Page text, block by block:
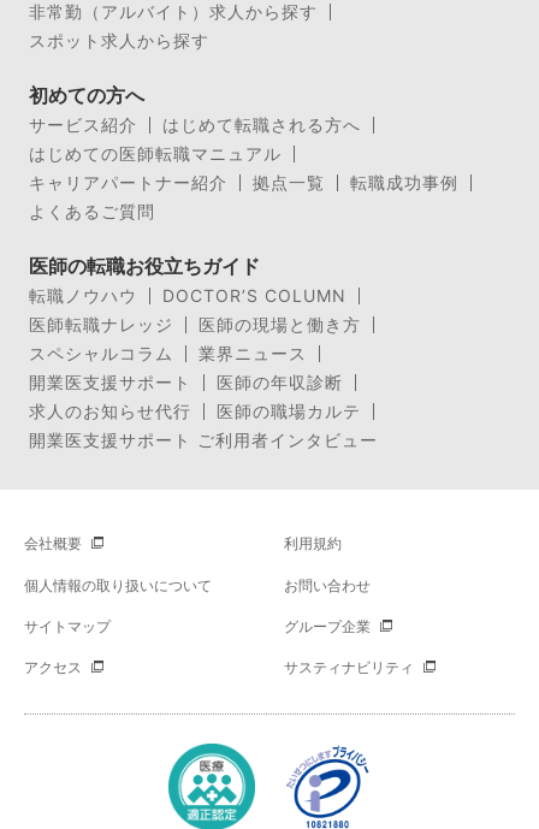
非常勤（アルバイト）求人から探す
スポット求人から探す
初めての方へ
サービス紹介
はじめて転職される方へ
はじめての医師転職マニュアル
キャリアパートナー紹介
拠点一覧
転職成功事例
よくあるご質問
医師の転職お役立ちガイド
転職ノウハウ
DOCTOR’S COLUMN
医師転職ナレッジ
医師の現場と働き方
スペシャルコラム
業界ニュース
開業医支援サポート
医師の年収診断
求人のお知らせ代行
医師の職場カルテ
開業医支援サポート ご利用者インタビュー
会社概要 利用規約
個人情報の取り扱いについて お問い合わせ
サイトマップ グループ企業
アクセス サスティナビリティ